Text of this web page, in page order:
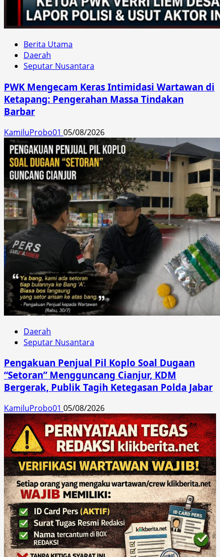
Berita Utama
Daerah
Seputar Nusantara
PWK Mengecam Keras Intimidasi Wartawan di
Ketapang: Pengerahan Massa Tindakan
Barbar
KamiluProbo01 05/08/2026
Daerah
Seputar Nusantara
Pengakuan Penjual Pil Koplo Soal Dugaan
“Setoran” Mengguncang Cianjur, KDM
Bergerak, Publik Tagih Ketegasan Polda Jabar
KamiluProbo01 05/08/2026